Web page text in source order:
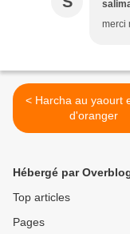
merci
< Harcha au yaourt et fleur
d'oranger
Hébergé par
Top articles
Pages